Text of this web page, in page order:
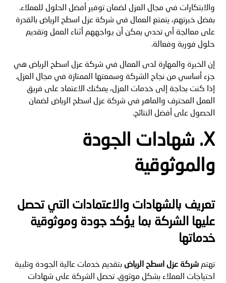
والابتكارات في مجال العزل لضمان توفير أفضل الحلول للعملاء.
بفضل خبرتهم، يتمتع العمال في شركة عزل اسطح الرياض بالقدرة
على معالجة أي تحدي يمكن أن يواجههم أثناء العمل وتقديم
حلول فورية وفعالة.
إن الخبرة والمهارة لدى العمال في شركة عزل اسطح الرياض هي
جزء أساسي من نجاح الشركة وسمعتها الممتازة في مجال العزل.
إذا كنت بحاجة إلى خدمات العزل، يمكنك الاعتماد على فريق
العمل المحترف والماهر في شركة عزل اسطح الرياض لضمان
الحصول على أفضل النتائج.
X. شهادات الجودة
والموثوقية
تعريف بالشهادات والاعتمادات التي تحصل
عليها الشركة بما يؤكد جودة وموثوقية
خدماتها
تهتمشركة عزل اسطح الرياض بتقديم خدمات عالية الجودة وتلبية
احتياجات العملاء بشكل موثوق. تحصل الشركة على شهادات